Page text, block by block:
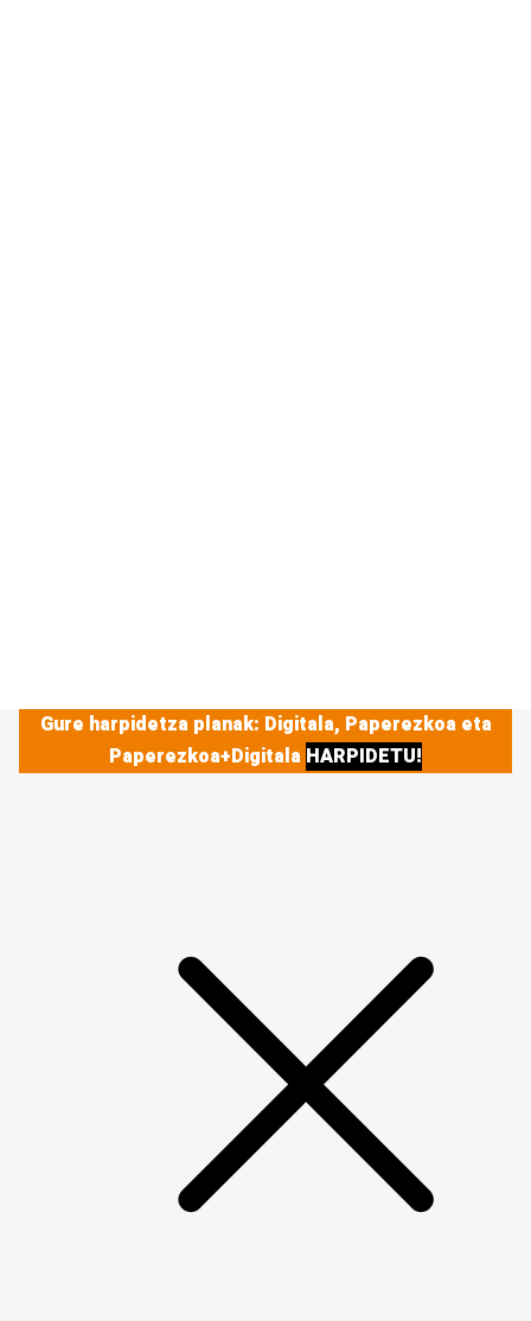
Gure harpidetza planak: Digitala, Paperezkoa eta
Paperezkoa+Digitala HARPIDETU!